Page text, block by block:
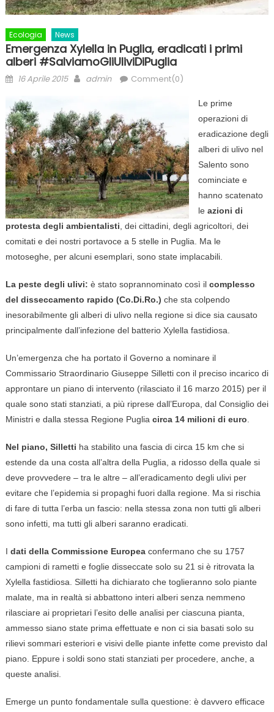
Ecologia News
Emergenza Xylella in Puglia, eradicati i primi
alberi #SalviamoGliUliviDiPuglia
Posted
16 Aprile 2015 Author
admin Comment(0)
Le prime
operazioni di
eradicazione degli
alberi di ulivo nel
Salento sono
cominciate e
hanno scatenato
le azioni di
protesta degli ambientalisti, dei cittadini, degli agricoltori, dei
comitati e dei nostri portavoce a 5 stelle in Puglia. Ma le
motoseghe, per alcuni esemplari, sono state implacabili.
La peste degli ulivi: è stato soprannominato così il complesso
del disseccamento rapido (Co.Di.Ro.) che sta colpendo
inesorabilmente gli alberi di ulivo nella regione si dice sia causato
principalmente dall’infezione del batterio Xylella fastidiosa.
Un’emergenza che ha portato il Governo a nominare il
Commissario Straordinario Giuseppe Silletti con il preciso incarico di
approntare un piano di intervento (rilasciato il 16 marzo 2015) per il
quale sono stati stanziati, a più riprese dall’Europa, dal Consiglio dei
Ministri e dalla stessa Regione Puglia circa 14 milioni di euro.
Nel piano, Silletti ha stabilito una fascia di circa 15 km che si
estende da una costa all’altra della Puglia, a ridosso della quale si
deve provvedere – tra le altre – all’eradicamento degli ulivi per
evitare che l’epidemia si propaghi fuori dalla regione. Ma si rischia
di fare di tutta l’erba un fascio: nella stessa zona non tutti gli alberi
sono infetti, ma tutti gli alberi saranno eradicati.
I dati della Commissione Europeaconfermano che su 1757
campioni di rametti e foglie disseccate solo su 21 si è ritrovata la
Xylella fastidiosa. Silletti ha dichiarato che toglieranno solo piante
malate, ma in realtà si abbattono interi alberi senza nemmeno
rilasciare ai proprietari l’esito delle analisi per ciascuna pianta,
ammesso siano state prima effettuate e non ci sia basati solo su
rilievi sommari esteriori e visivi delle piante infette come previsto dal
piano. Eppure i soldi sono stati stanziati per procedere, anche, a
queste analisi.
Emerge un punto fondamentale sulla questione: è davvero efficace